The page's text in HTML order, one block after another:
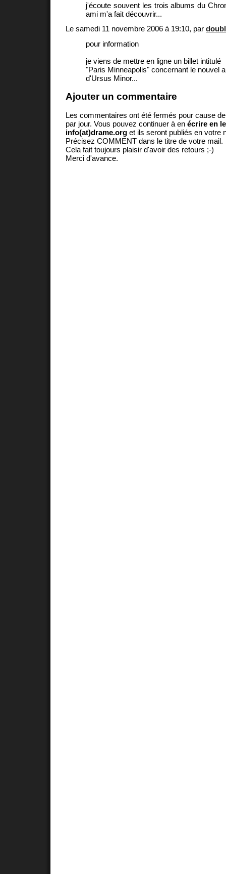
j'écoute souvent les trois albums du
ami m'a fait découvrir...
Le samedi 11 novembre 2006 à 19:10, par
pour information
je viens de mettre en ligne un billet intitulé
"Paris Minneapolis" concernant le nouvel
d'Ursus Minor...
Ajouter un commentaire
Les commentaires ont été fermés pour cause
par jour. Vous pouvez continuer à en écrire en
info(at)drame.org et ils seront publiés en votre
Précisez COMMENT dans le titre de votre mail.
Cela fait toujours plaisir d'avoir des retours ;-)
Merci d'avance.